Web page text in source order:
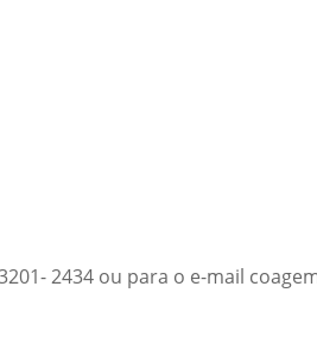
2434 ou para o e-mail